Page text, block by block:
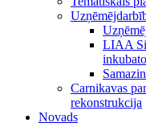
LIAA
Carnikavas
rekonstrukcija
Novads